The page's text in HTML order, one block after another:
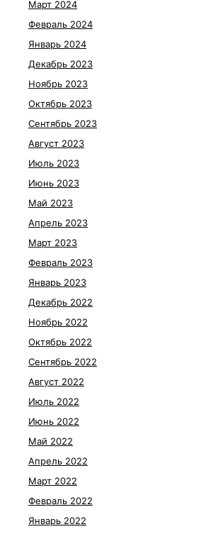
Март 2024
Февраль 2024
Январь 2024
Декабрь 2023
Ноябрь 2023
Октябрь 2023
Сентябрь 2023
Август 2023
Июль 2023
Июнь 2023
Май 2023
Апрель 2023
Март 2023
Февраль 2023
Январь 2023
Декабрь 2022
Ноябрь 2022
Октябрь 2022
Сентябрь 2022
Август 2022
Июль 2022
Июнь 2022
Май 2022
Апрель 2022
Март 2022
Февраль 2022
Январь 2022